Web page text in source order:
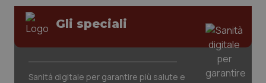
Gli speciali
Sanità digitale per garantire più salute e